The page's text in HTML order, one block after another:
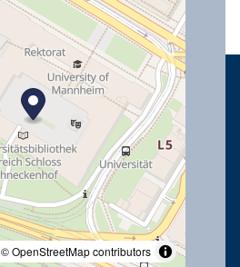
© OpenStreetMap contributors